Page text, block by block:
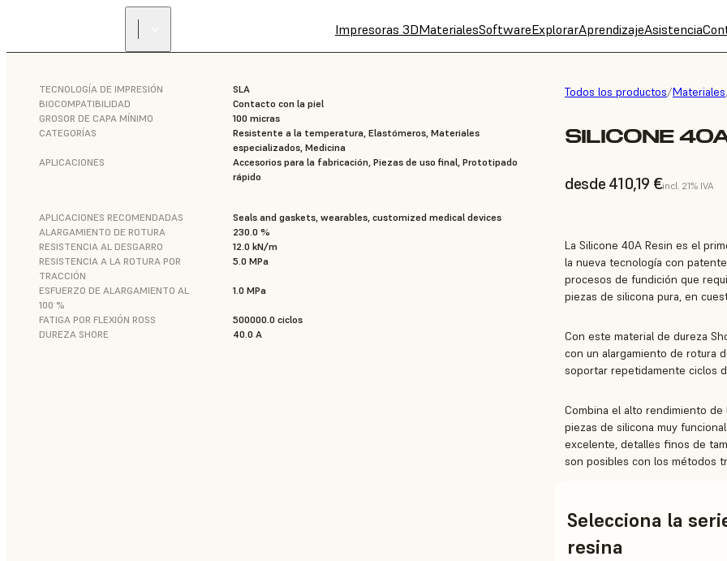
Impresoras 3DMaterialesSoftwareExplorarAprendizajeAsistencia
Todos los productos/Materiales
SILICONE
desde 410,19 €incl. 21% IVA
TECNOLOGÍA DE IMPRESIÓN
SLA
BIOCOMPATIBILIDAD
Contacto con la piel
GROSOR DE CAPA MÍNIMO
100 micras
CATEGORÍAS
Resistente a la temperatura, Elastómeros, Materiales
especializados, Medicina
APLICACIONES
Accesorios para la fabricación, Piezas de uso final, Prototipado
rápido
APLICACIONES RECOMENDADAS
Seals and gaskets, wearables, customized medical devices
ALARGAMIENTO DE ROTURA
230.0 %
RESISTENCIA AL DESGARRO
12.0 kN/m
RESISTENCIA A LA ROTURA POR
TRACCIÓN
5.0 MPa
ESFUERZO DE ALARGAMIENTO AL
100 %
1.0 MPa
FATIGA POR FLEXIÓN ROSS
500000.0 ciclos
DUREZA SHORE
40.0 A
La Silicone 40A Resin es el
la nueva tecnología con
procesos de fundición que
piezas de silicona pura, en
Con este material de dureza
con un alargamiento de rotura
soportar repetidamente ciclos
Combina el alto rendimiento
piezas de silicona muy
excelente, detalles finos de
son posibles con los métodos
Selecciona la
resina